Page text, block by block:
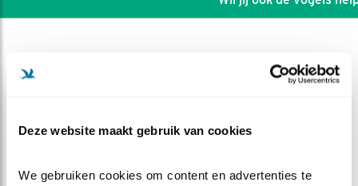
Deze website maakt gebruik van cookies
We gebruiken cookies om content en advertenties te